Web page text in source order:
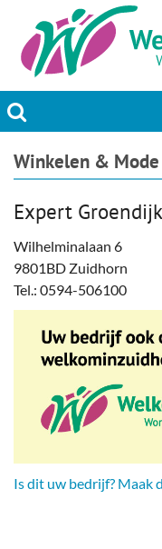
Actueel
Welzijn & Maatschappij
Bedrijven
Prikbord & Aanbiedingen
Plaats bericht
Winkelen & Mode
Expert Groendijk
Wilhelminalaan 6
9801BD Zuidhorn
Tel.: 0594-506100
Is dit uw bedrijf? Maak